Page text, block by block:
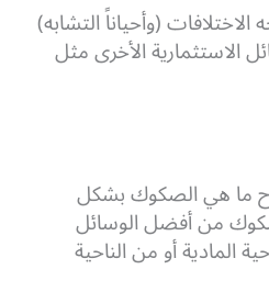
(وأحياناً التشابه)
الاستثمارية الأخرى مثل
ما هي الصكوك بشكل
من أفضل الوسائل
المادية أو من الناحية